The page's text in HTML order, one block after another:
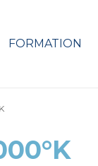
FORMATION